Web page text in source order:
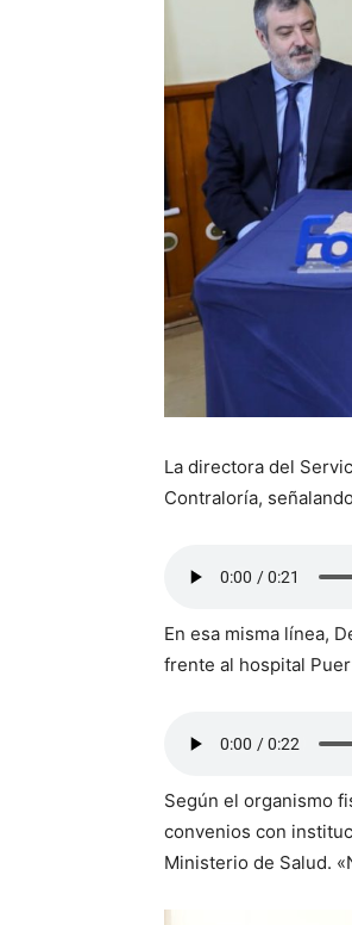
La directora del
Contraloría,
En esa misma línea,
frente al hospital
Según el organismo
convenios con
Ministerio de Salud.